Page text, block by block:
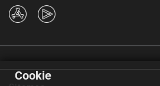
Cookie